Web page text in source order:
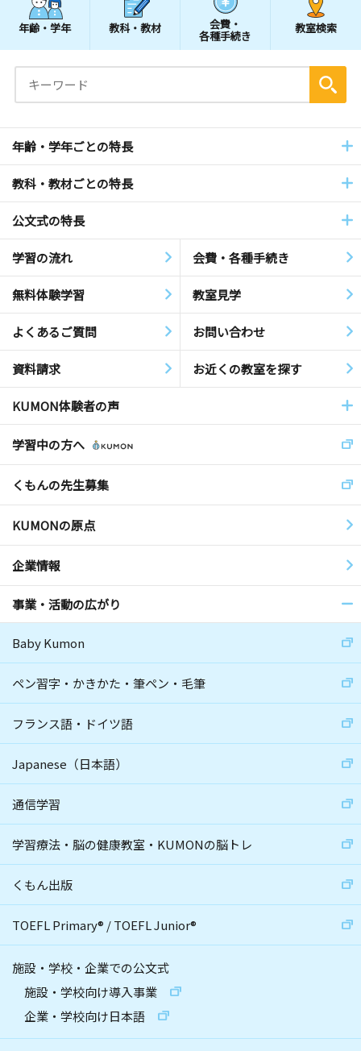
年齢・学年 教科・教材 会費・
各種手続き
教室検索
年齢・学年ごとの特長
教科・教材ごとの特長
公文式の特長
学習の流れ 会費・各種手続き
無料体験学習 教室見学
よくあるご質問 お問い合わせ
資料請求 お近くの教室を探す
KUMON体験者の声
学習中の方へ
くもんの先生募集
KUMONの原点
企業情報
事業・活動の広がり
Baby Kumon
ペン習字・かきかた・筆ペン・毛筆
フランス語・ドイツ語
Japanese（日本語）
通信学習
学習療法・脳の健康教室・KUMONの脳トレ
くもん出版
TOEFL Primary® /TOEFL Junior®
施設・学校・企業での公文式
施設・学校向け導入事業
企業・学校向け日本語